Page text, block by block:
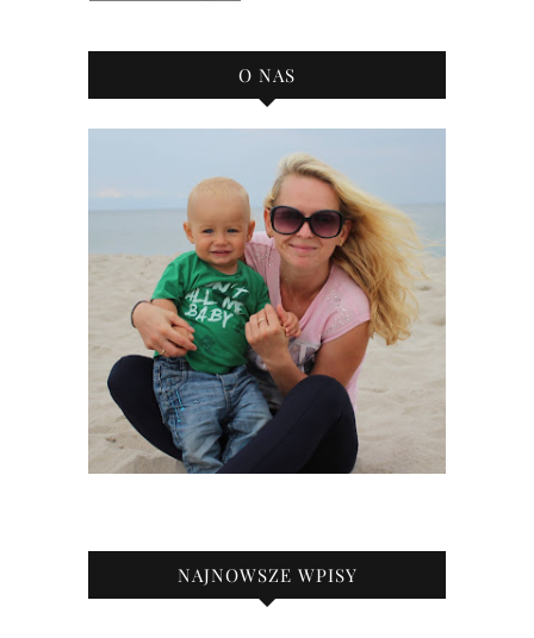
O NAS
NAJNOWSZE WPISY